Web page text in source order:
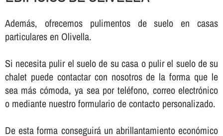
Además, ofrecemos pulimentos de suelo en casas
particulares en Olivella.
Si necesita pulir el suelo de su casa o pulir el suelo de su
chalet puede contactar con nosotros de la forma que le
sea más cómoda, ya sea por teléfono, correo electrónico
o mediante nuestro formulario de contacto personalizado.
De esta forma conseguirá un abrillantamiento económico